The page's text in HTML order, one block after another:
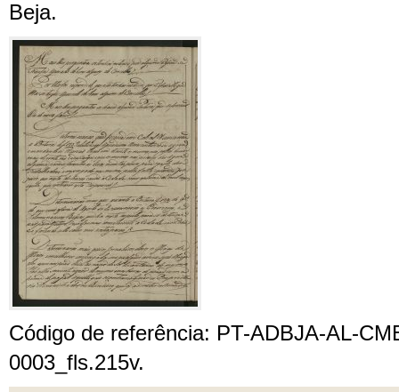
Beja.
Código de referência: PT-ADBJA-AL-
0003_fls.215v.